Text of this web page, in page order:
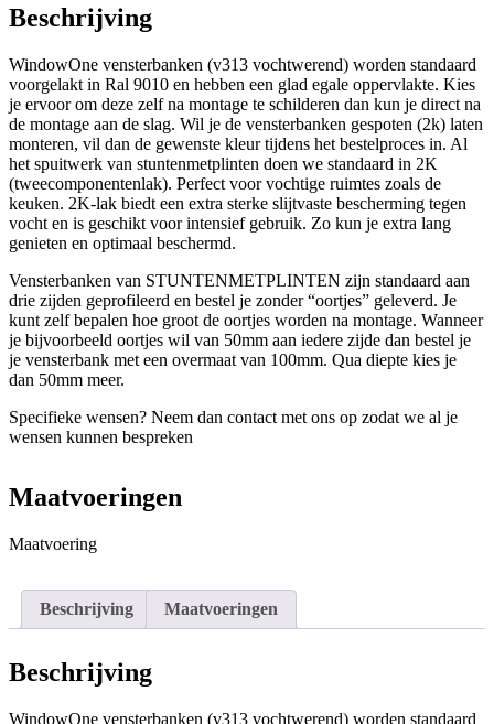
Beschrijving
WindowOne vensterbanken (v313 vochtwerend) worden standaard
voorgelakt in Ral 9010 en hebben een glad egale oppervlakte. Kies
je ervoor om deze zelf na montage te schilderen dan kun je direct na
de montage aan de slag. Wil je de vensterbanken gespoten (2k) laten
monteren, vil dan de gewenste kleur tijdens het bestelproces in. Al
het spuitwerk van stuntenmetplinten doen we standaard in 2K
(tweecomponentenlak). Perfect voor vochtige ruimtes zoals de
keuken. 2K-lak biedt een extra sterke slijtvaste bescherming tegen
vocht en is geschikt voor intensief gebruik. Zo kun je extra lang
genieten en optimaal beschermd.
Vensterbanken van STUNTENMETPLINTEN zijn standaard aan
drie zijden geprofileerd en bestel je zonder “oortjes” geleverd. Je
kunt zelf bepalen hoe groot de oortjes worden na montage. Wanneer
je bijvoorbeeld oortjes wil van 50mm aan iedere zijde dan bestel je
je vensterbank met een overmaat van 100mm. Qua diepte kies je
dan 50mm meer.
Specifieke wensen? Neem dan contact met ons op zodat we al je
wensen kunnen bespreken
Maatvoeringen
Maatvoering
Beschrijving Maatvoeringen
Beschrijving
WindowOne vensterbanken (v313 vochtwerend) worden standaard